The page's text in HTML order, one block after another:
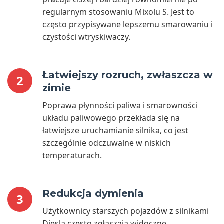
regularnym stosowaniu Mixolu S. Jest to
często przypisywane lepszemu smarowaniu i
czystości wtryskiwaczy.
2
Łatwiejszy rozruch, zwłaszcza w
zimie
Poprawa płynności paliwa i smarowności
układu paliwowego przekłada się na
łatwiejsze uruchamianie silnika, co jest
szczególnie odczuwalne w niskich
temperaturach.
3 Redukcja dymienia
Użytkownicy starszych pojazdów z silnikami